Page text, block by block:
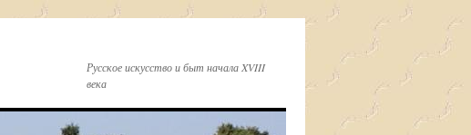
Русское искусство и быт начала XVIII
века